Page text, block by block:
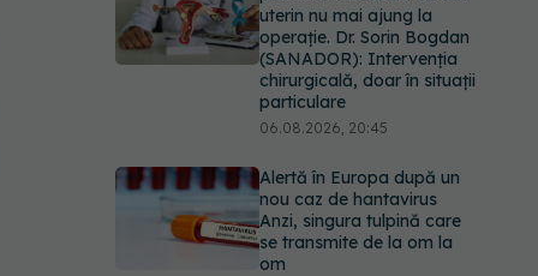
uterin nu mai ajung la
operație. Dr. Sorin Bogdan
(SANADOR): Intervenția
chirurgicală, doar în situații
particulare
06.08.2026, 20:45
Alertă în Europa după un
nou caz de hantavirus
Anzi, singura tulpină care
se transmite de la om la
om